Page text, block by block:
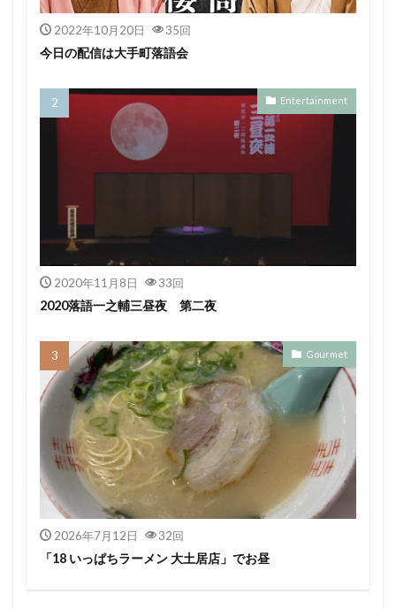
2022年10月20日 35回
今日の配信は大手町落語会
Entertainment
2020年11月8日 33回
2020落語一之輔三昼夜 第二夜
Gourmet
2026年7月12日 32回
「18 いっぱちラーメン 大土居店」でお昼